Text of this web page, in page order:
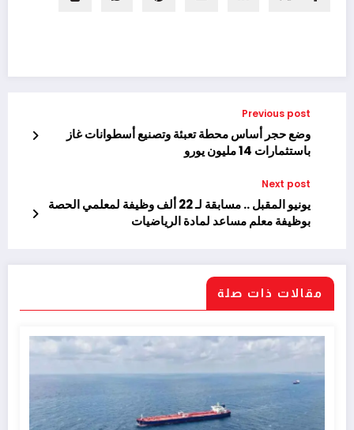
Previous post
وضع حجر أساس محطة تعبئة وتصنيع أسطوانات غاز
باستثمارات 14 مليون يورو
Next post
يونيو المقبل .. مسابقة لـ 22 ألف وظيفة لمعلمي الحصة
بوظيفة معلم مساعد لمادة الرياضيات
مقالات ذات صلة